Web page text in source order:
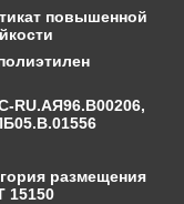
повышенной
RU.АЯ96.В00206,
размещения
15150